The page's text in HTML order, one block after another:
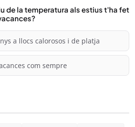
de la temperatura als estius t'ha fet
a llocs calorosos i de platja
com sempre